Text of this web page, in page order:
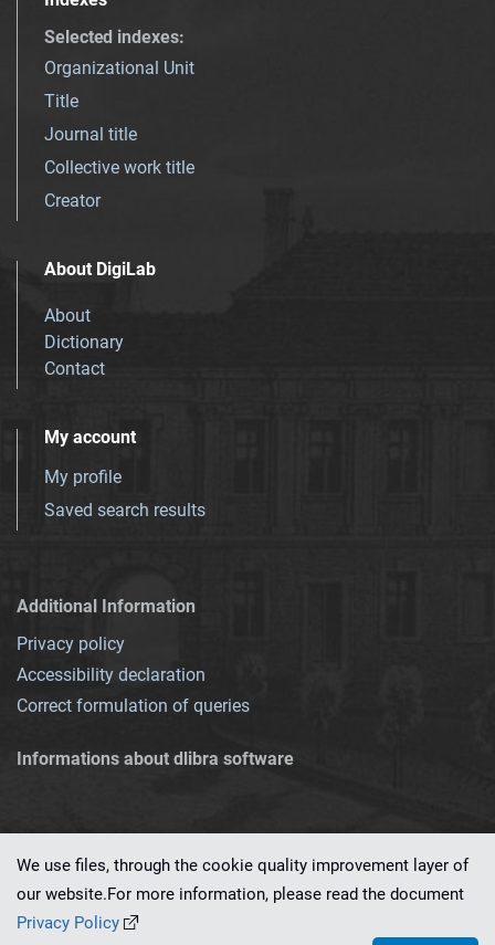
Selected indexes:
Organizational Unit
Title
Journal title
Collective work title
Creator
About DigiLab
About
Dictionary
Contact
My account
My profile
Saved search results
Additional Information
Privacy policy
Accessibility declaration
Correct formulation of queries
Informations about dlibra software
This service runs on
We use files, through the cookie quality improvement layer of
our website.For more information, please read the document
Privacy Policy